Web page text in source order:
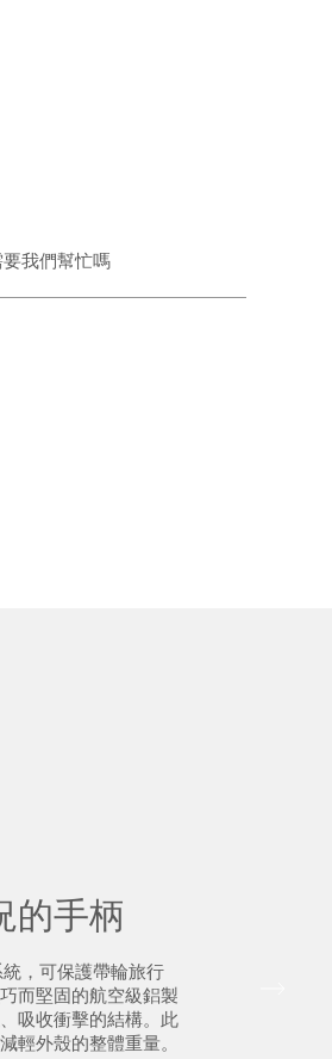
我們幫忙嗎
的手柄
，可保護帶輪旅行
而堅固的航空級鋁製
吸收衝擊的結構。此
輕外殼的整體重量。